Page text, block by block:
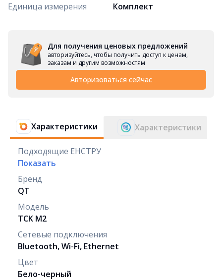
Единица измерения
Комплект
Для получения ценовых предложений
авторизуйтесь, чтобы получить доступ к ценам,
заказам и другим возможностям
Авторизоваться сейчас
Характеристики Характеристики
Подходящие ЕНСТРУ
Показать
Бренд
QT
Модель
ТCK M2
Сетевые подключения
Bluetooth, Wi-Fi, Ethernet
Цвет
Бело-черный